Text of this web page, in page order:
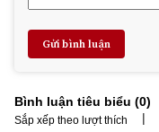
Gửi bình luận
Bình luận tiêu biểu (0)
Sắp xếp theo lượt thích |